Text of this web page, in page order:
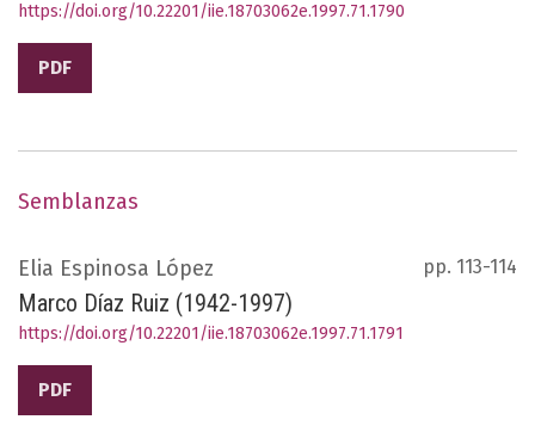
https://doi.org/10.22201/iie.18703062e.1997.71.1790
PDF
Semblanzas
Elia Espinosa López pp. 113-114
Marco Díaz Ruiz (1942-1997)
https://doi.org/10.22201/iie.18703062e.1997.71.1791
PDF